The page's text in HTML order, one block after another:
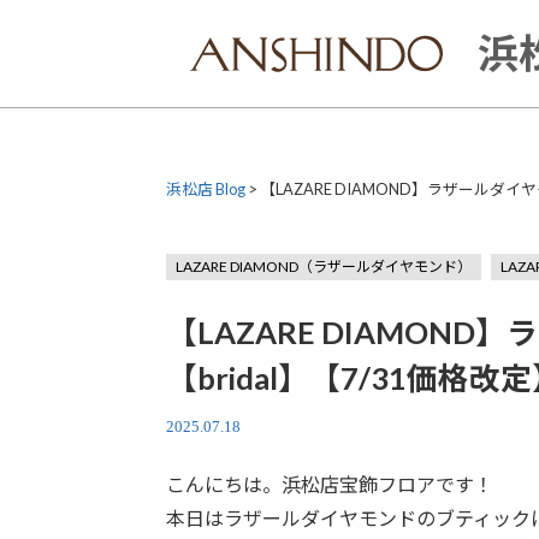
浜
浜松店 Blog > 【LAZARE DIAMOND】ラザールダイ
LAZARE DIAMOND（ラザールダイヤモンド）
【LAZARE DIAMOND】
【bridal】【7/31価格改
2025.07.18
こんにちは。浜松店宝飾フロアです！
本日はラザールダイヤモンドのブティッ